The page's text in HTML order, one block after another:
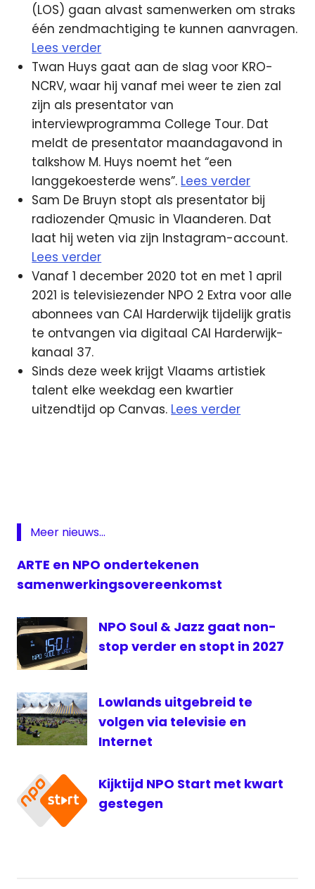
(LOS) gaan alvast samenwerken om straks
één zendmachtiging te kunnen aanvragen.
Lees verder
Twan Huys gaat aan de slag voor KRO-
NCRV, waar hij vanaf mei weer te zien zal
zijn als presentator van
interviewprogramma College Tour. Dat
meldt de presentator maandagavond in
talkshow M. Huys noemt het “een
langgekoesterde wens”. Lees verder
Sam De Bruyn stopt als presentator bij
radiozender Qmusic in Vlaanderen. Dat
laat hij weten via zijn Instagram-account.
Lees verder
Vanaf 1 december 2020 tot en met 1 april
2021 is televisiezender NPO 2 Extra voor alle
abonnees van CAI Harderwijk tijdelijk gratis
te ontvangen via digitaal CAI Harderwijk-
kanaal 37.
Sinds deze week krijgt Vlaams artistiek
talent elke weekdag een kwartier
uitzendtijd op Canvas. Lees verder
VRT
Meer nieuws...
ARTE en NPO ondertekenen
samenwerkingsovereenkomst
NPO Soul & Jazz gaat non-
stop verder en stopt in 2027
Lowlands uitgebreid te
volgen via televisie en
Internet
Kijktijd NPO Start met kwart
gestegen